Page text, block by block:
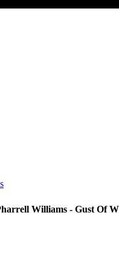
Williams - Gust Of